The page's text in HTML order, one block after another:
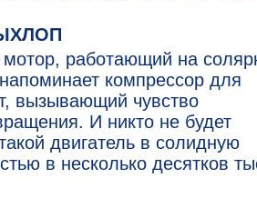
работающий на
компрессор для
вызывающий чувство
И никто не будет
двигатель в солидную
в несколько десятков